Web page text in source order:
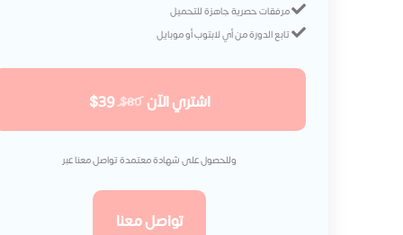
مرفقات حصرية جاهزة للتحميل
تابع الدورة من أي لابتوب أو موبايل
اشتري الآن $80
$39
وللحصول على شهادة معتمدة تواصل معنا عبر
تواصل معنا